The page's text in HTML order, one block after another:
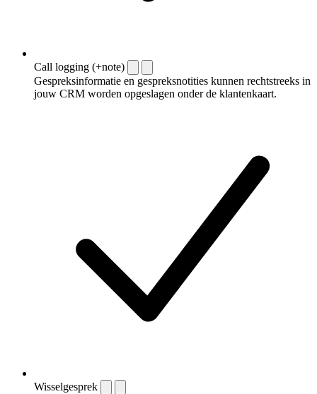
Call logging (+note)
Gespreksinformatie en gespreksnotities kunnen rechtstreeks in
jouw CRM worden opgeslagen onder de klantenkaart.
Wisselgesprek